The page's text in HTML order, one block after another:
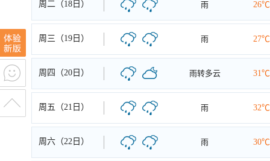
周二（18日） 雨 26℃
周三（19日） 雨 27℃
周四（20日） 雨转多云 31℃
周五（21日） 雨 32℃
周六（22日） 雨 30℃